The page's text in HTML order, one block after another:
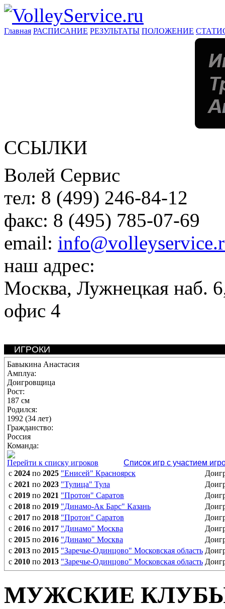
Главная РАСПИСАНИЕ РЕЗУЛЬТАТЫ ПОЛОЖЕНИЕ
ССЫЛКИ
Волей Сервис
тел: 8 (499) 246-84-12
факс: 8 (495) 785-07-69
email:
наш адрес:
Москва, Лужнецкая наб.
офис 4
ИГРОКИ
Бавыкина Анастасия
Амплуа:
Доигровщица
Рост:
187 см
Родился:
1992 (34 лет)
Гражданство:
Россия
Команда:
Перейти к списку игроков
Список игр с участием
с 2024 по 2025 "Енисей" Красноярск
с 2021 по 2023 "Тулица" Тула
с 2019 по 2021 "Протон" Саратов
с 2018 по 2019 "Динамо-Ак Барс" Казань
с 2017 по 2018 "Протон" Саратов
с 2016 по 2017 "Динамо" Москва
с 2015 по 2016 "Динамо" Москва
с 2013 по 2015 "Заречье-Одинцово" Московская область
с 2010 по 2013 "Заречье-Одинцово" Московская область
МУЖСКИЕ